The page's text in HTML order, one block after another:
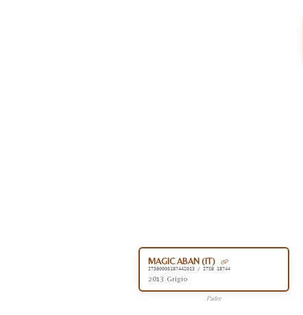
MAGIC ABAN (IT)
IT380005187442013 / ITSB 18744
2013 Grigio
Padre